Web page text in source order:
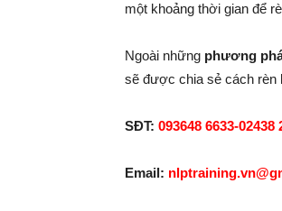
một khoảng thời gian để
Ngoài những phương
sẽ được chia sẻ cách rèn
SĐT: 093648 6633-02438
Email: